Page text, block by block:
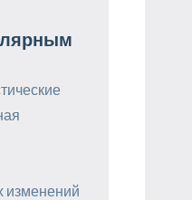
изменений